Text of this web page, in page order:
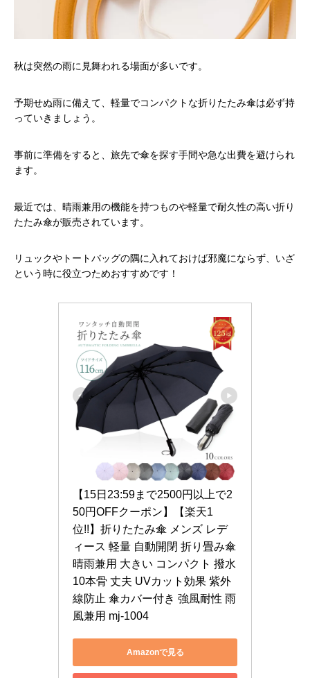
秋は突然の雨に見舞われる場面が多いです。
予期せぬ雨に備えて、軽量でコンパクトな折りたたみ傘は必ず持
っていきましょう。
事前に準備をすると、旅先で傘を探す手間や急な出費を避けられ
ます。
最近では、晴雨兼用の機能を持つものや軽量で耐久性の高い折り
たたみ傘が販売されています。
リュックやトートバッグの隅に入れておけば邪魔にならず、いざ
という時に役立つためおすすめです！
【15日23:59まで2500円以上で2
50円OFFクーポン】【楽天1
位!!】折りたたみ傘 メンズ レデ
ィース 軽量 自動開閉 折り畳み傘
晴雨兼用 大きい コンパクト 撥水
10本骨 丈夫 UVカット効果 紫外
線防止 傘カバー付き 強風耐性 雨
風兼用 mj-1004
Amazonで見る